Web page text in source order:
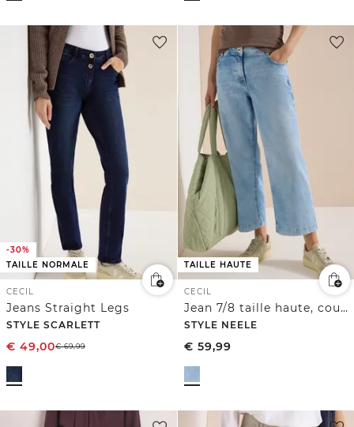
-30%
TAILLE NORMALE
CECIL
Jeans Straight Legs
STYLE SCARLETT
€ 49,00€69,99
TAILLE HAUTE
CECIL
Jean 7/8 taille haute, coupe loose
STYLE NEELE
€ 59,99